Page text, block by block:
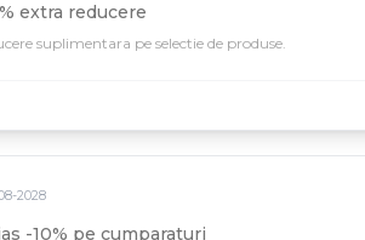
extra reducere
suplimentara pe selectie de produse.
-2028
-10% pe cumparaturi